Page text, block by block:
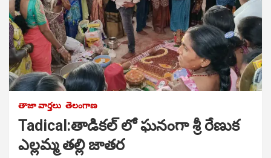
తాజా వార్తలు తెలంగాణ
Tadical:తాడికల్ లో ఘనంగా శ్రీ రేణుక
ఎల్లమ్మ తల్లి జాతర